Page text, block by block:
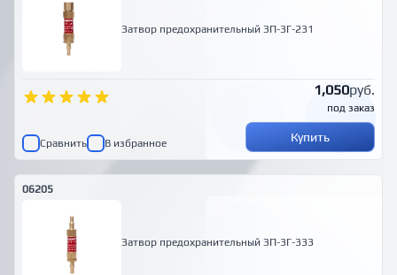
Затвор предохранительный ЗП-3Г-231
1,050руб.
под заказ
Сравнить В избранное Купить
06205
Затвор предохранительный ЗП-3Г-333